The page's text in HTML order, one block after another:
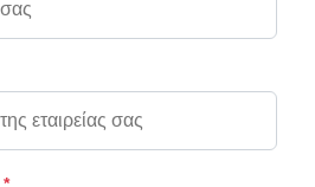
*